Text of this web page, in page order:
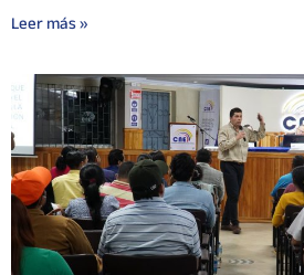
Leer más »